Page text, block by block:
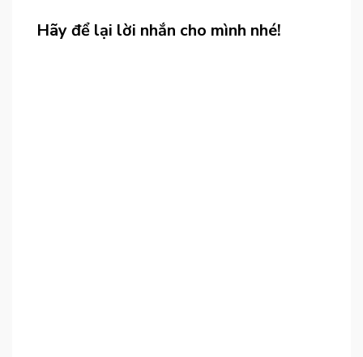
Hãy để lại lời nhắn cho mình nhé!